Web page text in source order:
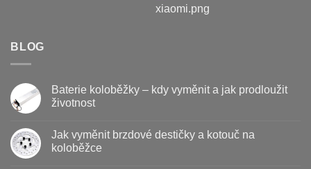
BLOG
Baterie koloběžky – kdy vyměnit a jak prodloužit
životnost
textu
s
Jak vyměnit brzdové destičky a kotouč na
koloběžce